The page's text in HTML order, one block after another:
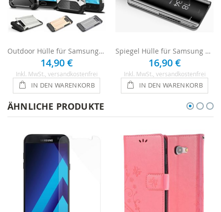
Outdoor Hülle für Samsung Galaxy A3 2017
14,90 €
Inkl. MwSt. , versandkostenfrei
IN DEN WARENKORB
Spiegel Hülle für Samsung Galaxy A3 2017 - Schwarz
16,90 €
Inkl. MwSt. , versandkostenfrei
IN DEN WARENKORB
ÄHNLICHE PRODUKTE